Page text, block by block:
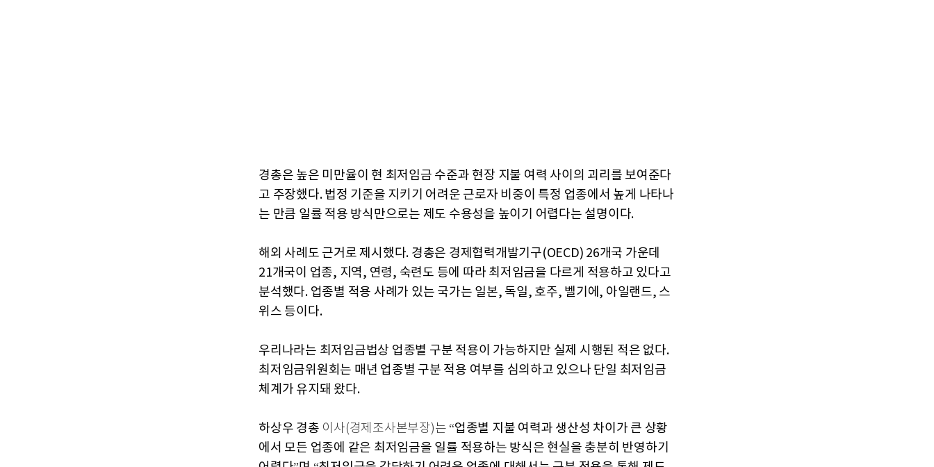
경총은 높은 미만율이 현 최저임금 수준과 현장 지불 여력 사이의 괴리를 보여준다
고 주장했다. 법정 기준을 지키기 어려운 근로자 비중이 특정 업종에서 높게 나타나
는 만큼 일률 적용 방식만으로는 제도 수용성을 높이기 어렵다는 설명이다.
해외 사례도 근거로 제시했다. 경총은 경제협력개발기구(OECD) 26개국 가운데
21개국이 업종, 지역, 연령, 숙련도 등에 따라 최저임금을 다르게 적용하고 있다고
분석했다. 업종별 적용 사례가 있는 국가는 일본, 독일, 호주, 벨기에, 아일랜드, 스
위스 등이다.
우리나라는 최저임금법상 업종별 구분 적용이 가능하지만 실제 시행된 적은 없다.
최저임금위원회는 매년 업종별 구분 적용 여부를 심의하고 있으나 단일 최저임금
체계가 유지돼 왔다.
하상우 경총 이사(경제조사본부장)는 “업종별 지불 여력과 생산성 차이가 큰 상황
에서 모든 업종에 같은 최저임금을 일률 적용하는 방식은 현실을 충분히 반영하기